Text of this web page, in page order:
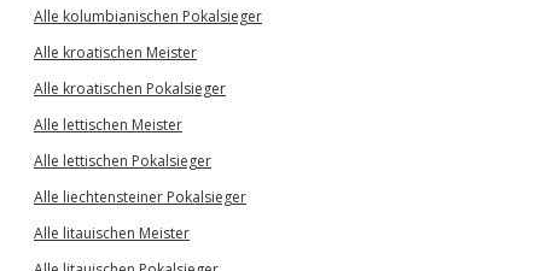
Alle kolumbianischen Pokalsieger
Alle kroatischen Meister
Alle kroatischen Pokalsieger
Alle lettischen Meister
Alle lettischen Pokalsieger
Alle liechtensteiner Pokalsieger
Alle litauischen Meister